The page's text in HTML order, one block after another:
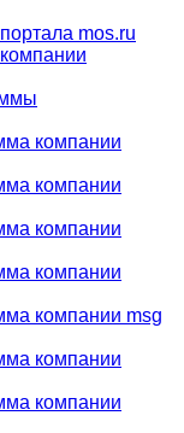
mos.ru
компании
компании
компании
компании
компании msg
компании
компании